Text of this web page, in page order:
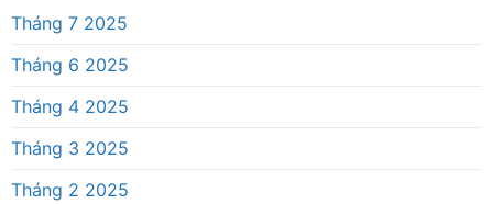
Tháng 7 2025
Tháng 6 2025
Tháng 4 2025
Tháng 3 2025
Tháng 2 2025